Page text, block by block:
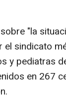
"la
sindicato
y pediatras
en 267